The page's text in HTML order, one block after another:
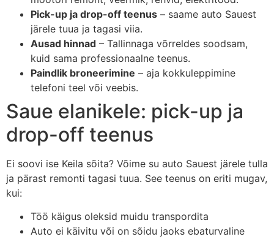
Pick-up ja drop-off teenus – saame auto Sauest
järele tuua ja tagasi viia.
Ausad hinnad – Tallinnaga võrreldes soodsam,
kuid sama professionaalne teenus.
Paindlik broneerimine – aja kokkuleppimine
telefoni teel või veebis.
Saue elanikele: pick-up ja
drop-off teenus
Ei soovi ise Keila sõita? Võime su auto Sauest järele tulla
ja pärast remonti tagasi tuua. See teenus on eriti mugav,
kui:
Töö käigus oleksid muidu transpordita
Auto ei käivitu või on sõidu jaoks ebaturvaline